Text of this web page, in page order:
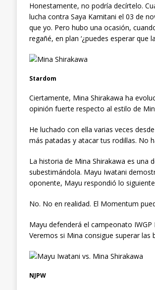
Honestamente, no podría decírtelo.
lucha contra Saya Kamitani el 03 de
que yo. Pero hubo una ocasión,
regañé, en plan ‘¿puedes esperar que
Stardom
Ciertamente, Mina Shirakawa ha
opinión fuerte respecto al estilo de
He luchado con ella varias veces
más patadas y atacar tus rodillas. No
La historia de Mina Shirakawa es una
subestimándola. Mayu Iwatani
oponente, Mayu respondió lo
No. No en realidad. El Momentum
Mayu defenderá el campeonato
Veremos si Mina consigue superar
NJPW